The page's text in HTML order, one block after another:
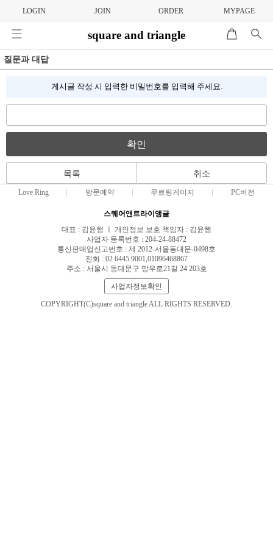
LOGIN JOIN ORDER MYPAGE
square and triangle
질문과 대답
게시글 작성 시 입력한 비밀번호를 입력해 주세요.
확인
목록 취소
Love Ring 방문예약 무료링게이지 PC버전
스퀘어앤트라이앵글
대표 : 김윤행 ㅣ 개인정보 보호 책임자 : 김윤행
사업자 등록번호 : 204-24-88472
통신판매업신고번호 : 제 2012-서울동대문-0498호
전화 : 02 6445 9001,01096468867
주소 : 서울시 동대문구 망우로21길 24 203호
사업자정보확인
COPYRIGHT(C)square and triangle ALL RIGHTS RESERVED.